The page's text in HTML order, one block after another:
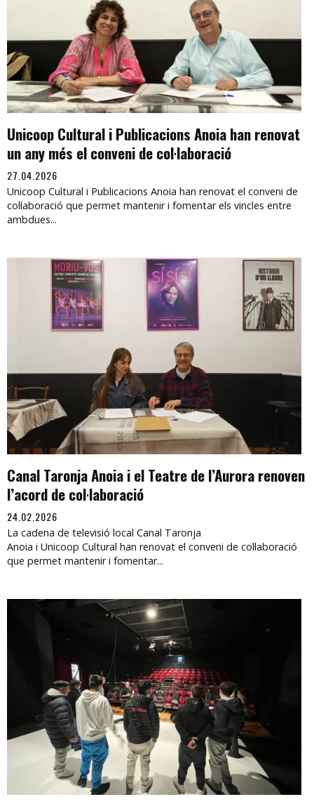
Unicoop Cultural i Publicacions Anoia han renovat
un any més el conveni de col·laboració
27.04.2026
Unicoop Cultural i Publicacions Anoia han renovat el conveni de
col·laboració que permet mantenir i fomentar els vincles entre
ambdues...
Canal Taronja Anoia i el Teatre de l’Aurora renoven
l’acord de col·laboració
24.02.2026
La cadena de televisió local Canal Taronja
Anoia i Unicoop Cultural han renovat el conveni de col·laboració
que permet mantenir i fomentar...